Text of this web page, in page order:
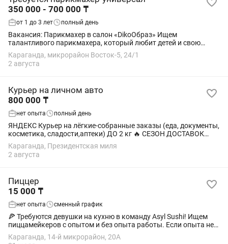
350 000 - 700 000 ₸
от 1 до 3 лет полный день
Вакансия: Парикмахер в салон «DikoОбраз» Ищем
талантливого парикмахера, который любит детей и свою
работу! Наш уютный салон приглашает в команду мастера
универсала , который создаст волшебную...
Караганда, микрорайон Восток-5, 24/1
2 августа
Курьер на личном авто
800 000 ₸
нет опыта полный день
ЯНДЕКС Курьер на лёгкие-собранные заказы (еда, документы,
косметика, сладости,аптеки) ДО 2 кг 🔥 СЕЗОН ДОСТАВОК
СРАЗУ ПОВЫШАЕТ ВАШ ДОХОД! 🔥 Ищем курьеров для
доставки лёгких собранных заказов до 2...
Караганда, Президентская миля
2 августа
Пиццер
15 000 ₸
нет опыта сменный график
🍕 Требуются девушки на кухню в команду Asyl Sushi! Ищем
пиццамейкеров с опытом и без опыта работы. Если опыта нет
— всему обучим с нуля! 📍 Что предлагаем: • График работы:
2/2 • Время работы: с...
Караганда, 14-й микрорайон, 20А